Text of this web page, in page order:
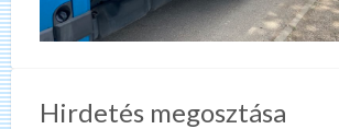
Hirdetés megosztása